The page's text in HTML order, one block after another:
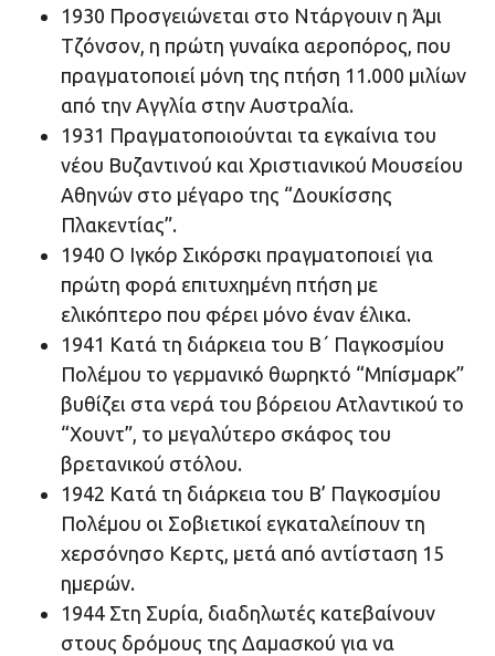
1930 Προσγειώνεται στο Ντάργουιν η Άμι
Τζόνσον, η πρώτη γυναίκα αεροπόρος, που
πραγματοποιεί μόνη της πτήση 11.000 μιλίων
από την Αγγλία στην Αυστραλία.
1931 Πραγματοποιούνται τα εγκαίνια του
νέου Βυζαντινού και Χριστιανικού Μουσείου
Αθηνών στο μέγαρο της “Δουκίσσης
Πλακεντίας”.
1940 O Ιγκόρ Σικόρσκι πραγματοποιεί για
πρώτη φορά επιτυχημένη πτήση με
ελικόπτερο που φέρει μόνο έναν έλικα.
1941 Κατά τη διάρκεια του Β΄ Παγκοσμίου
Πολέμου το γερμανικό θωρηκτό “Μπίσμαρκ”
βυθίζει στα νερά του βόρειου Ατλαντικού το
“Χουντ”, το μεγαλύτερο σκάφος του
βρετανικού στόλου.
1942 Κατά τη διάρκεια του Β’ Παγκοσμίου
Πολέμου οι Σοβιετικοί εγκαταλείπουν τη
χερσόνησο Κερτς, μετά από αντίσταση 15
ημερών.
1944 Στη Συρία, διαδηλωτές κατεβαίνουν
στους δρόμους της Δαμασκού για να